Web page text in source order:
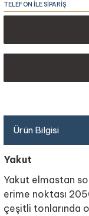
TELEFON İLE SİPARİŞ
Ürün Bilgisi
Yakut
Yakut elmastan
erime noktası
çeşitli tonlarında